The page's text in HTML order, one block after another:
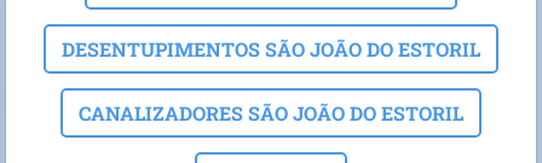
DESENTUPIMENTOS SÃO JOÃO DO ESTORIL
CANALIZADORES SÃO JOÃO DO ESTORIL